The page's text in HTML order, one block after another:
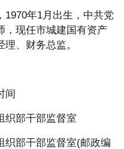
年1月出生，中共党
，现任市城建国有资产
、财务总监。
间
织部干部监督室
织部干部监督室(邮政编